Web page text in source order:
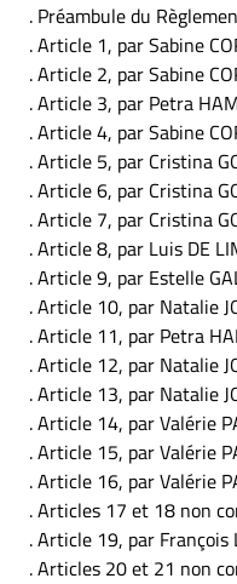
. Préambule du
. Article 1, par Sabine
. Article 2, par Sabine
. Article 3, par Petra
. Article 4, par Sabine
. Article 5, par Cristina
. Article 6, par Cristina
. Article 7, par Cristina
. Article 8, par Luis DE
. Article 9, par Estelle
. Article 10, par Natalie
. Article 11, par Petra
. Article 12, par Natalie
. Article 13, par Natalie
. Article 14, par Valérie
. Article 15, par Valérie
. Article 16, par Valérie
. Articles 17 et 18 non
. Article 19, par François
. Articles 20 et 21 non